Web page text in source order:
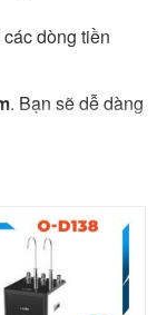
dòng tiền
. Bạn sẽ dễ dàng
RO – tăng độ
chủ độngcho
đầu vào yếu